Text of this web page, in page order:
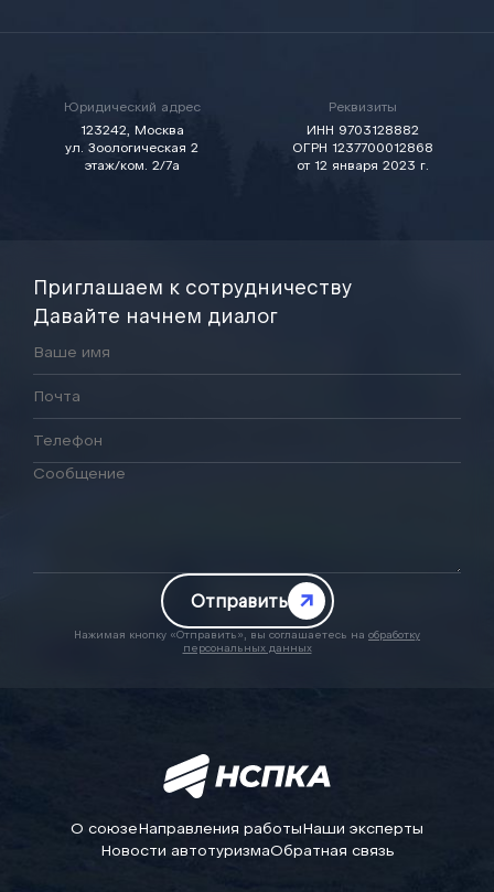
Юридический адрес
123242, Москва
ул. Зоологическая 2
этаж/ком. 2/7а
Реквизиты
ИНН 9703128882
ОГРН 1237700012868
от 12 января 2023 г.
Приглашаем к сотрудничеству
Давайте начнем диалог
Нажимая кнопку «Отправить», вы соглашаетесь на обработку
персональных данных
Отправить
О союзеНаправления работыНаши эксперты
Новости автотуризмаОбратная связь